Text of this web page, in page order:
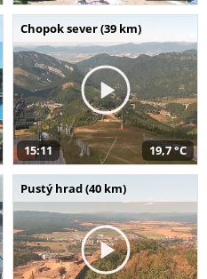
Chopok sever (39 km)
15:11 19,7 °C
Pustý hrad (40 km)